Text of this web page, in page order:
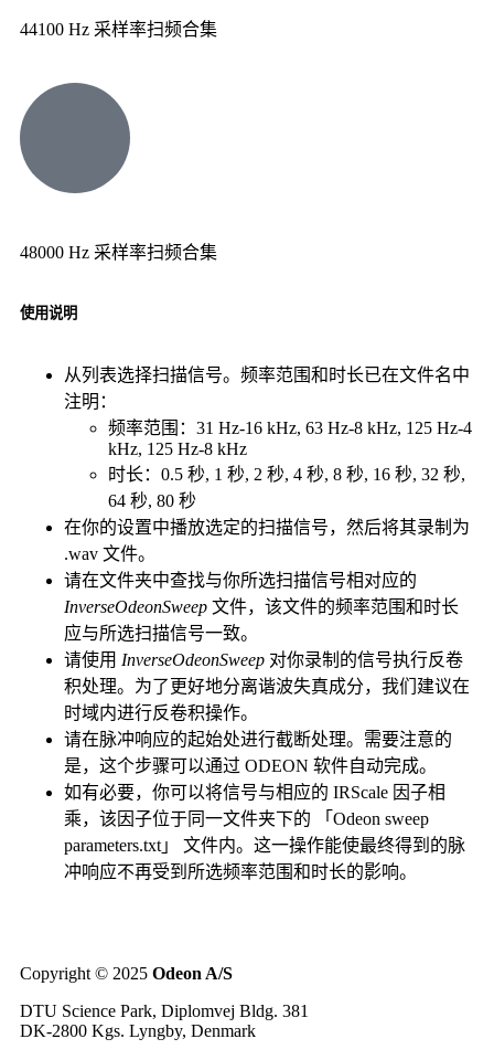
44100 Hz 采样率扫频合集
48000 Hz 采样率扫频合集
使用说明
从列表选择扫描信号。频率范围和时长已在文件名中
注明：
频率范围：31 Hz-16 kHz, 63 Hz-8 kHz, 125 Hz-4
kHz, 125 Hz-8 kHz
时长：0.5 秒, 1 秒, 2 秒, 4 秒, 8 秒, 16 秒, 32 秒,
64 秒, 80 秒
在你的设置中播放选定的扫描信号，然后将其录制为
.wav 文件。
请在文件夹中查找与你所选扫描信号相对应的
InverseOdeonSweep 文件，该文件的频率范围和时长
应与所选扫描信号一致。
请使用 InverseOdeonSweep 对你录制的信号执行反卷
积处理。为了更好地分离谐波失真成分，我们建议在
时域内进行反卷积操作。
请在脉冲响应的起始处进行截断处理。需要注意的
是，这个步骤可以通过 ODEON 软件自动完成。
如有必要，你可以将信号与相应的 IRScale 因子相
乘，该因子位于同一文件夹下的 「Odeon sweep
parameters.txt」 文件内。这一操作能使最终得到的脉
冲响应不再受到所选频率范围和时长的影响。
Copyright © 2025 Odeon A/S
DTU Science Park, Diplomvej Bldg. 381
DK-2800 Kgs. Lyngby, Denmark